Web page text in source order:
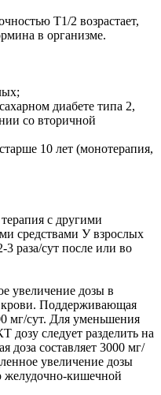
T1/2 возрастает,
в организме.
диабете типа 2,
со вторичной
10 лет (монотерапия,
с другими
средствами У взрослых
3 раза/сут после или во
увеличение дозы в
крови. Поддерживающая
мг/сут. Для уменьшения
следует разделить на
доза составляет 3000 мг/
увеличение дозы
желудочно-кишечной